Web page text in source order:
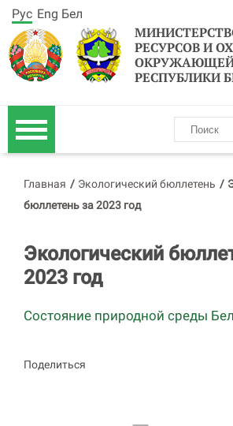
РЕСУРСОВ И
РЕСПУБЛИКИ
Рус Eng Бел
Главная / Экологический бюллетень /
бюллетень за 2023 год
Экологический
2023 год
Состояние природной среды
Поделиться